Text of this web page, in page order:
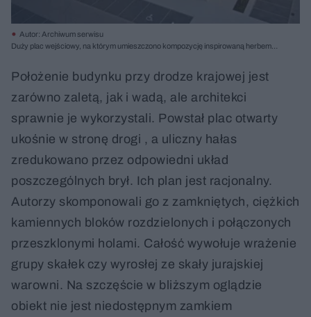
Autor: Archiwum serwisu
Duży plac wejściowy, na którym umieszczono kompozycję inspirowaną herbem
Położenie budynku przy drodze krajowej jest
zarówno zaletą, jak i wadą, ale architekci
sprawnie je wykorzystali. Powstał plac otwarty
ukośnie w stronę drogi , a uliczny hałas
zredukowano przez odpowiedni układ
poszczególnych brył. Ich plan jest racjonalny.
Autorzy skomponowali go z zamkniętych, ciężkich
kamiennych bloków rozdzielonych i połączonych
przeszklonymi holami. Całość wywołuje wrażenie
grupy skałek czy wyrosłej ze skały jurajskiej
warowni. Na szczęście w bliższym oglądzie
obiekt nie jest niedostępnym zamkiem